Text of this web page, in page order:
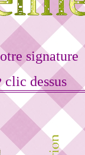
signature
clic dessus